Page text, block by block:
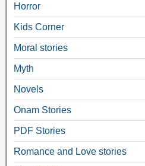
Horror
Kids Corner
Moral stories
Myth
Novels
Onam Stories
PDF Stories
Romance and Love stories